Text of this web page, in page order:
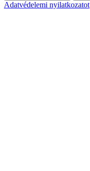
Adatvédelemi nyilatkozatot